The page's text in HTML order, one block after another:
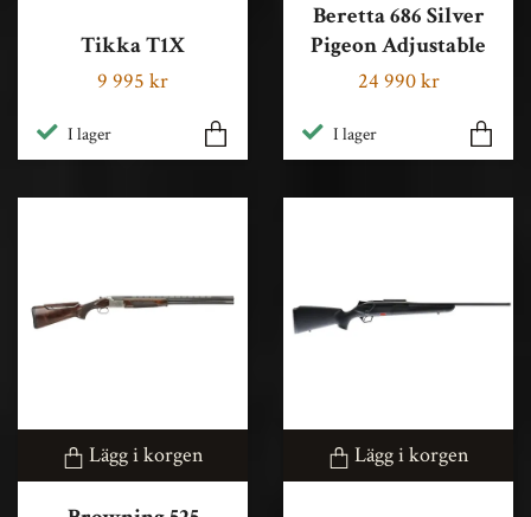
Tikka T1X
9 995 kr
I lager
Beretta 686 Silver
Pigeon Adjustable
24 990 kr
I lager
Lägg i korgen Lägg i korgen